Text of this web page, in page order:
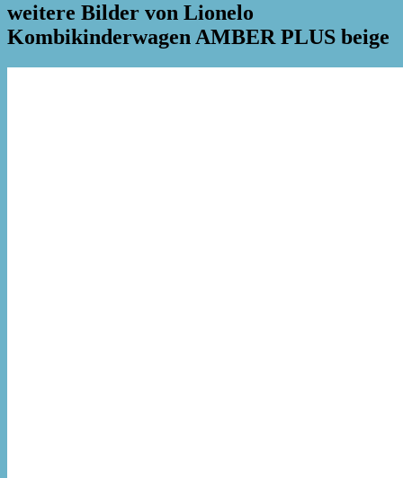
weitere Bilder von Lionelo
Kombikinderwagen AMBER PLUS beige